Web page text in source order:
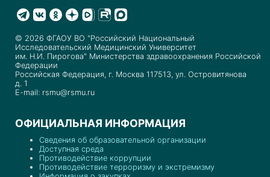
© 2026 ФГАОУ ВО "Российский Национальный
Исследовательский Медицинский Университет
им. Н.И. Пирогова" Министерства здравоохранения Российской
Федерации
Российская Федерация, г. Москва 117513, ул. Островитянова
д. 1
E-mail: rsmu@rsmu.ru
ОФИЦИАЛЬНАЯ ИНФОРМАЦИЯ
Сведения об образовательной организации
Доступная среда
Противодействие коррупции
Противодействие терроризму и экстремизму